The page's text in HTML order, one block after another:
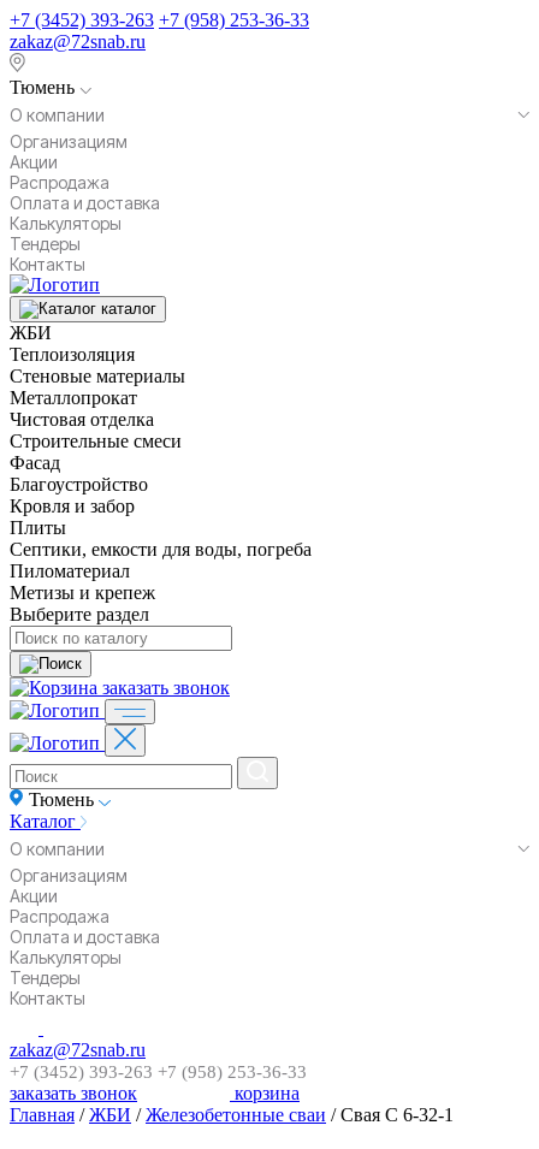
+7 (3452) 393-263 +7 (958) 253-36-33
zakaz@72snab.ru
Тюмень
О компании
Организациям
Акции
Распродажа
Оплата и доставка
Калькуляторы
Тендеры
Контакты
каталог
ЖБИ
Теплоизоляция
Стеновые материалы
Металлопрокат
Чистовая отделка
Строительные смеси
Фасад
Благоустройство
Кровля и забор
Плиты
Септики, емкости для воды, погреба
Пиломатериал
Метизы и крепеж
Выберите раздел
заказать звонок
Тюмень
Каталог
О компании
Организациям
Акции
Распродажа
Оплата и доставка
Калькуляторы
Тендеры
Контакты
zakaz@72snab.ru
+7 (3452) 393-263 +7 (958) 253-36-33
заказать звонок
корзина
Главная / ЖБИ / Железобетонные сваи / Свая С 6-32-1